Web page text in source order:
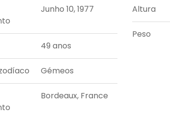
Junho 10, 1977
49 anos
Gémeos
Bordeaux, France
Altura
Peso